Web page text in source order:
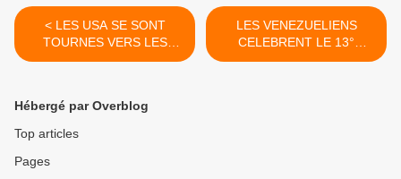
< LES USA SE SONT
TOURNES VERS LES
RESEAUX SOCIAUX POUR
DESTRUCTIF CONTRE
LES VENEZUELIENS
CELEBRENT LE 13°
ANNIVERSAIRE DE
Hébergé par Overblog
Top articles
Pages